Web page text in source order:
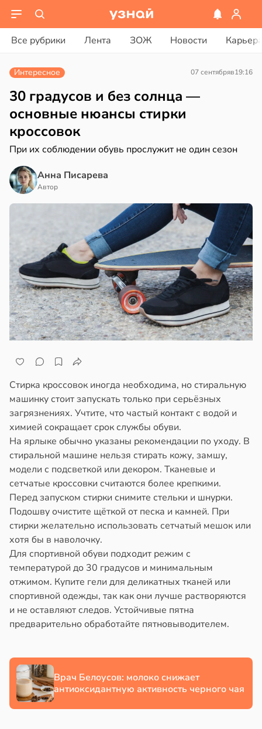
Все рубрики Лента ЗОЖ Новости
в13:55
в21:42
в 20:58
в
Интересное 07 сентябряв19:16
30 градусов и без солнца —
основные нюансы стирки
кроссовок
При их соблюдении обувь прослужит не один сезон
Анна Писарева
Автор
Стирка кроссовок иногда необходима, но стиральную
машинку стоит запускать только при серьёзных
загрязнениях. Учтите, что частый контакт с водой и
химией сокращает срок службы обуви.
На ярлыке обычно указаны рекомендации по уходу. В
стиральной машине нельзя стирать кожу, замшу,
модели с подсветкой или декором. Тканевые и
сетчатые кроссовки считаются более крепкими.
Перед запуском стирки снимите стельки и шнурки.
Подошву очистите щёткой от песка и камней. При
стирки желательно использовать сетчатый мешок или
хотя бы в наволочку.
Для спортивной обуви подходит режим с
температурой до 30 градусов и минимальным
отжимом. Купите гели для деликатных тканей или
спортивной одежды, так как они лучше растворяются
и не оставляют следов. Устойчивые пятна
предварительно обработайте пятновыводителем.
Врач Белоусов: молоко снижает
антиоксидантную активность черного чая